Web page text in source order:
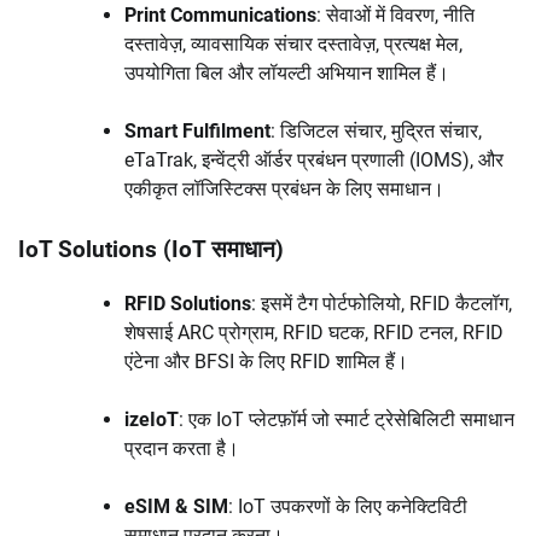
Print Communications: सेवाओं में विवरण, नीति
दस्तावेज़, व्यावसायिक संचार दस्तावेज़, प्रत्यक्ष मेल,
उपयोगिता बिल और लॉयल्टी अभियान शामिल हैं।
Smart Fulfilment: डिजिटल संचार, मुद्रित संचार,
eTaTrak, इन्वेंट्री ऑर्डर प्रबंधन प्रणाली (IOMS), और
एकीकृत लॉजिस्टिक्स प्रबंधन के लिए समाधान।
IoT Solutions (IoT समाधान)
RFID Solutions: इसमें टैग पोर्टफोलियो, RFID कैटलॉग,
शेषसाई ARC प्रोग्राम, RFID घटक, RFID टनल, RFID
एंटेना और BFSI के लिए RFID शामिल हैं।
izeIoT: एक IoT प्लेटफ़ॉर्म जो स्मार्ट ट्रेसेबिलिटी समाधान
प्रदान करता है।
eSIM & SIM: IoT उपकरणों के लिए कनेक्टिविटी